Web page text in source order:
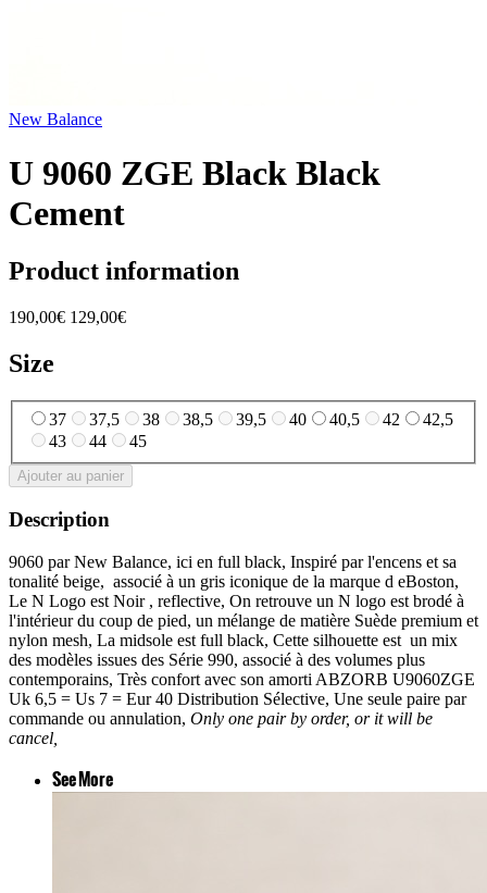
New Balance
U 9060 ZGE Black Black
Cement
Product information
190,00€ 129,00€
Size
37 37,5 38 38,5 39,5 40 40,5 42
42,5
43
44 45
Ajouter au panier
Description
9060 par New Balance, ici en full black, Inspiré par l'encens et sa
tonalité beige, associé à un gris iconique de la marque d eBoston,
Le N Logo est Noir , reflective, On retrouve un N logo est brodé à
l'intérieur du coup de pied, un mélange de matière Suède premium et
nylon mesh, La midsole est full black, Cette silhouette est un mix
des modèles issues des Série 990, associé à des volumes plus
contemporains, Très confort avec son amorti ABZORB U9060ZGE
Uk 6,5 = Us 7 = Eur 40 Distribution Sélective, Une seule paire par
commande ou annulation, Only one pair by order, or it will be
cancel,
See More